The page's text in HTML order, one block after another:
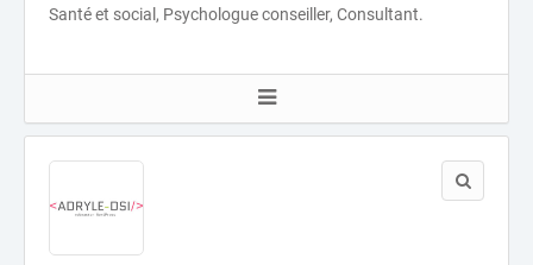
Santé et social, Psychologue conseiller, Consultant.